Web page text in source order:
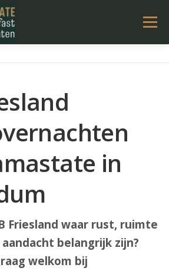
Menu
ACTIVITEITEN
in
Friesland waar rust, ruimte
belangrijk zijn?
welkom bij